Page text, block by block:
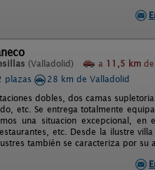
(Valladolid) a 11,5 km
plazas
28 km de Valladolid
dobles, dos camas
etc. Se entrega totalmente
una situacion excepcional,
etc. Desde la ilustre
también se caracteriza por su